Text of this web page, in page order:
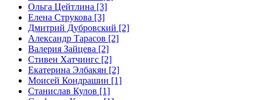
Ольга Цейтлина [3]
Елена Струкова [3]
Дмитрий Дубровский [2]
Александр Тарасов [2]
Валерия Зайцева [2]
Стивен Хатчингс [2]
Екатерина Элбакян [2]
Моисей Кондрашин [1]
Станислав Кулов [1]